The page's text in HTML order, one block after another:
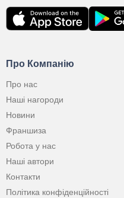
Про Компанію
Про нас
Наші нагороди
Новини
Франшиза
Робота у нас
Наші автори
Контакти
Політика конфіденційності